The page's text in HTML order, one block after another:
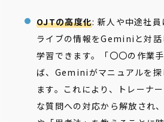
OJTの高度化: 新人や中途社
ライブの情報をGeminiと対話
学習できます。「〇〇の作業
ば、Geminiがマニュアルを探
ます。これにより、トレーナ
な質問への対応から解放され